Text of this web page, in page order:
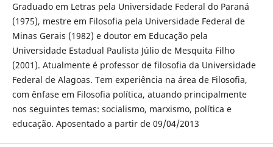
Graduado em Letras pela Universidade Federal do Paraná
(1975), mestre em Filosofia pela Universidade Federal de
Minas Gerais (1982) e doutor em Educação pela
Universidade Estadual Paulista Júlio de Mesquita Filho
(2001). Atualmente é professor de filosofia da Universidade
Federal de Alagoas. Tem experiência na área de Filosofia,
com ênfase em Filosofia política, atuando principalmente
nos seguintes temas: socialismo, marxismo, política e
educação. Aposentado a partir de 09/04/2013